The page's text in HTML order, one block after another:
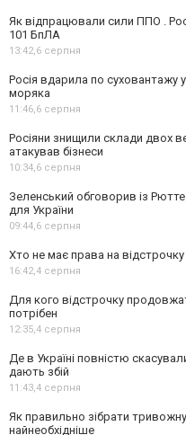
Як відпрацювали сили ППО .
101 БпЛА
13:42,6 серпня
Росія вдарила по суховантажу
моряка
11:46,6 серпня
Росіяни знищили склади двох
атакував бізнеси
10:34,6 серпня
Зеленський обговорив із
для України
09:44,6 серпня
Хто не має права на
16:42,4 серпня
Для кого відстрочку
потрібен
12:35,4 серпня
Де в Україні повністю
дають збій
11:43,4 серпня
Як правильно зібрати
найнеобхідніше